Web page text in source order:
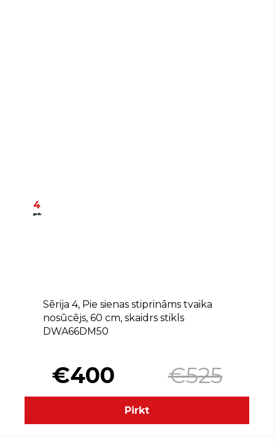
4
gadu
Sērija 4, Pie sienas stiprināms tvaika
nosūcējs, 60 cm, skaidrs stikls
DWA66DM50
€400 €525
Pirkt